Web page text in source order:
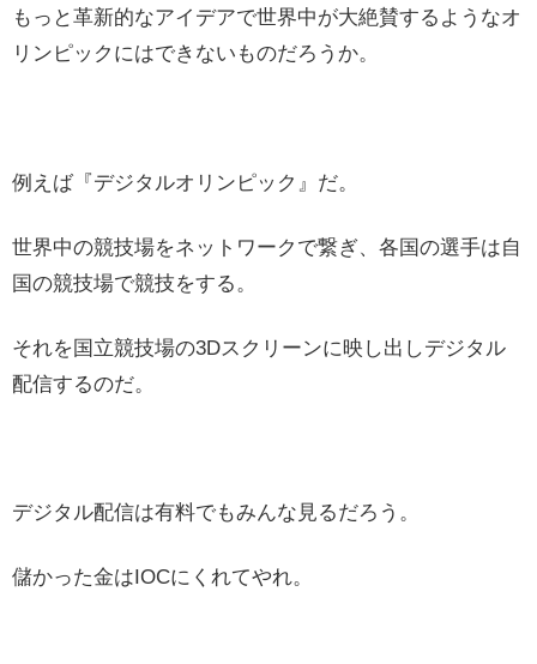
もっと革新的なアイデアで世界中が大絶賛するようなオ
リンピックにはできないものだろうか。
例えば『デジタルオリンピック』だ。
世界中の競技場をネットワークで繋ぎ、各国の選手は自
国の競技場で競技をする。
それを国立競技場の3Dスクリーンに映し出しデジタル
配信するのだ。
デジタル配信は有料でもみんな見るだろう。
儲かった金はIOCにくれてやれ。